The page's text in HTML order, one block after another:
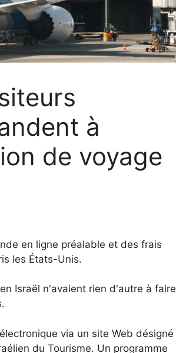
à
de voyage
en ligne préalable et des frais
les États-Unis.
Israël n'avaient rien d'autre à faire
via un site Web désigné
du Tourisme. Un programme